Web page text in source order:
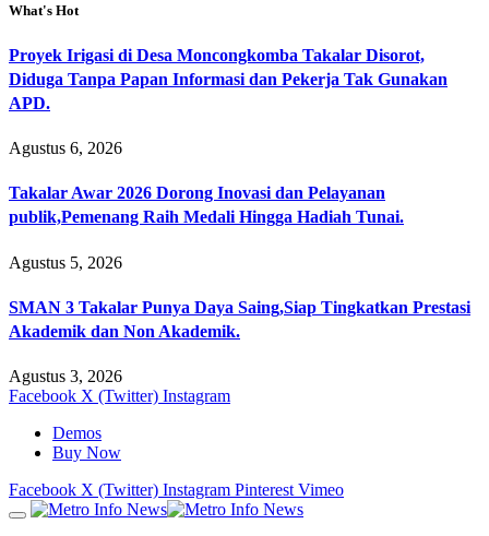
What's Hot
Proyek Irigasi di Desa Moncongkomba Takalar Disorot,
Diduga Tanpa Papan Informasi dan Pekerja Tak Gunakan
APD.
Agustus 6, 2026
Takalar Awar 2026 Dorong Inovasi dan Pelayanan
publik,Pemenang Raih Medali Hingga Hadiah Tunai.
Agustus 5, 2026
SMAN 3 Takalar Punya Daya Saing,Siap Tingkatkan Prestasi
Akademik dan Non Akademik.
Agustus 3, 2026
Facebook X (Twitter) Instagram
Demos
Buy Now
Facebook X (Twitter) Instagram Pinterest Vimeo